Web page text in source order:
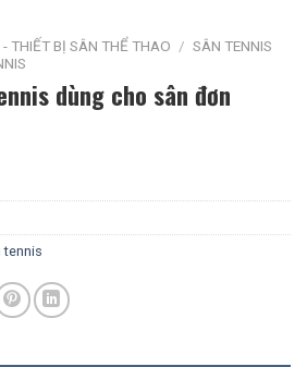
- THIẾT BỊ SÂN THỂ THAO / SÂN TENNIS
dùng cho sân đơn
tennis